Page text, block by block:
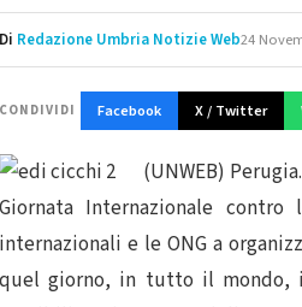
Di Redazione Umbria Notizie Web24
CONDIVIDI Facebook X / Twitter
(UNWEB)
Giornata Internazionale
internazionali e le ONG a
quel giorno, in tutto il mondo,